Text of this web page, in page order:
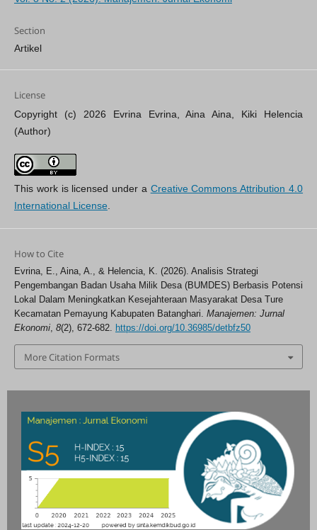
Section
Artikel
License
Copyright (c) 2026 Evrina Evrina, Aina Aina, Kiki Helencia
(Author)
This work is licensed under a Creative Commons Attribution 4.0
International License.
How to Cite
Evrina, E., Aina, A., & Helencia, K. (2026). Analisis Strategi
Pengembangan Badan Usaha Milik Desa (BUMDES) Berbasis Potensi
Lokal Dalam Meningkatkan Kesejahteraan Masyarakat Desa Ture
Kecamatan Pemayung Kabupaten Batanghari. Manajemen: Jurnal
Ekonomi, 8(2), 672-682. https://doi.org/10.36985/detbfz50
More Citation Formats